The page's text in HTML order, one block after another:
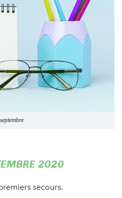
2020
secours.